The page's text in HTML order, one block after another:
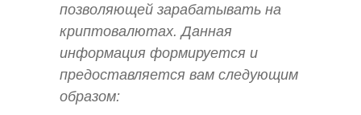
позволяющей зарабатывать на
криптовалютах. Данная
информация формируется и
предоставляется вам следующим
образом: